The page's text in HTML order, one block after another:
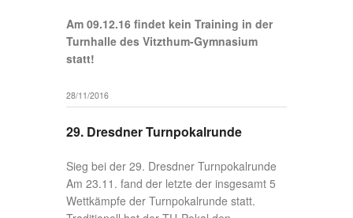
Am 09.12.16 findet kein Training in der
Turnhalle des Vitzthum-Gymnasium
statt!
28/11/2016
29. Dresdner Turnpokalrunde
Sieg bei der 29. Dresdner Turnpokalrunde
Am 23.11. fand der letzte der insgesamt 5
Wettkämpfe der Turnpokalrunde statt.